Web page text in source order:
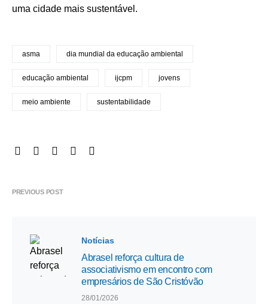
uma cidade mais sustentável.
asma dia mundial da educação ambiental
educação ambiental ijcpm jovens
meio ambiente sustentabilidade
PREVIOUS POST
Notícias
Abrasel reforça cultura de
associativismo em encontro com
empresários de São Cristóvão
28/01/2026